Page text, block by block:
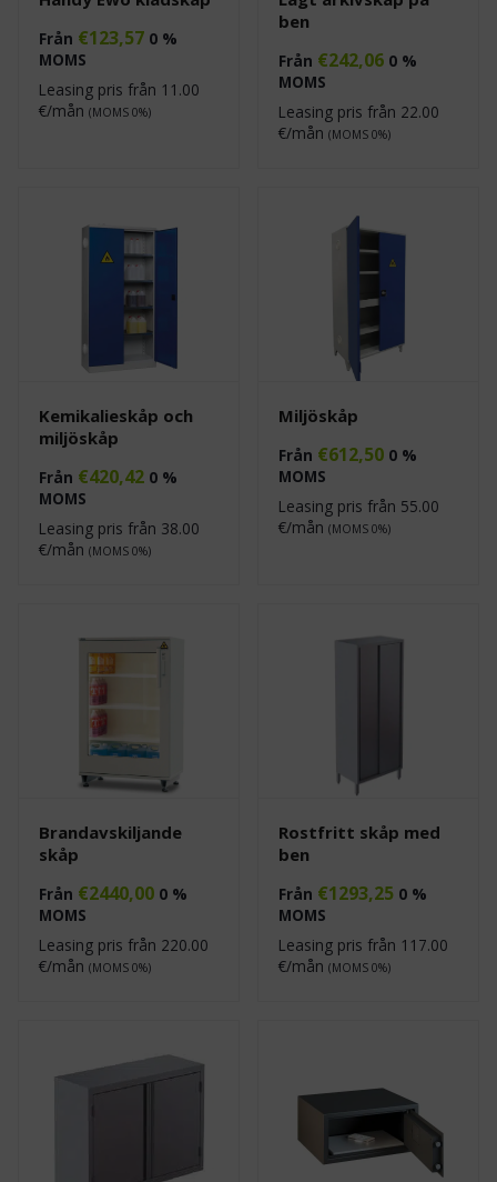
Från €123,57 0 %
MOMS
Leasing pris från 11.00
€/mån (MOMS 0%)
ben
Från €242,06 0 %
MOMS
Leasing pris från 22.00
€/mån (MOMS 0%)
Kemikalieskåp och
miljöskåp
Från €420,42 0 %
MOMS
Leasing pris från 38.00
€/mån (MOMS 0%)
Miljöskåp
Från €612,50 0 %
MOMS
Leasing pris från 55.00
€/mån (MOMS 0%)
Brandavskiljande
skåp
Från €2440,00 0 %
MOMS
Leasing pris från 220.00
€/mån (MOMS 0%)
Rostfritt skåp med
ben
Från €1293,25 0 %
MOMS
Leasing pris från 117.00
€/mån (MOMS 0%)